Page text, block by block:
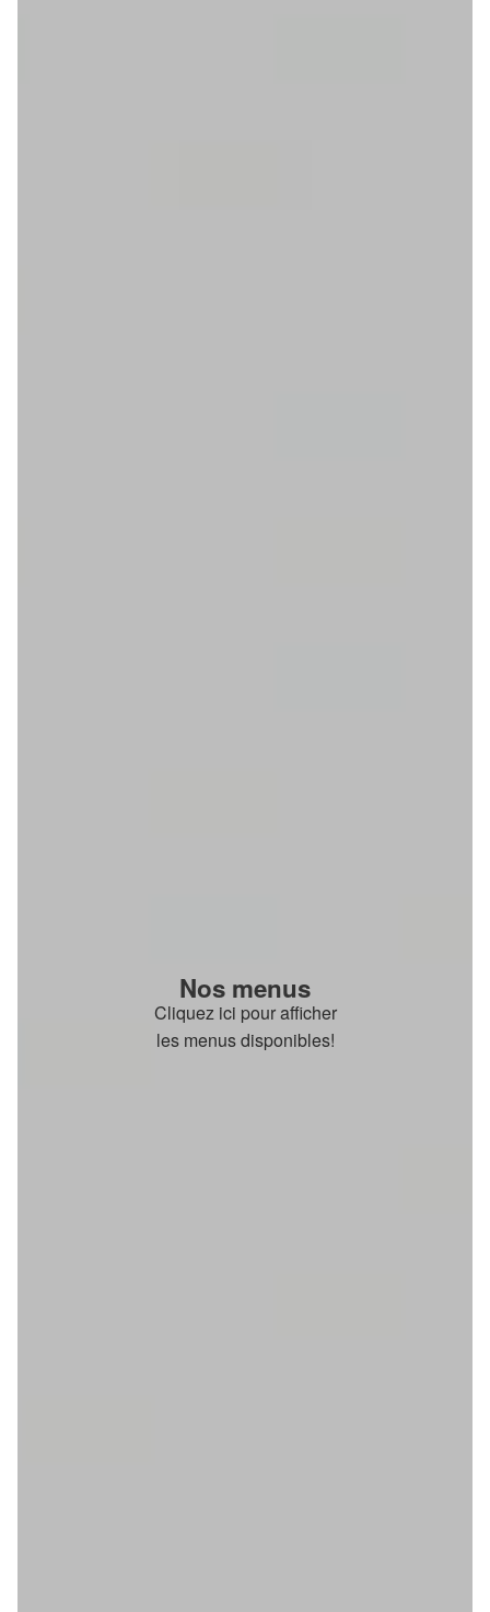
Nos menus
Cliquez ici pour afficher
les menus disponibles!